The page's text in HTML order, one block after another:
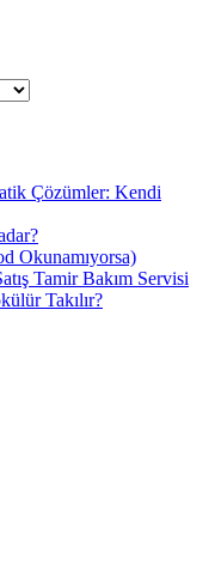
Çözümler: Kendi
Okunamıyorsa)
Tamir Bakım Servisi
Takılır?